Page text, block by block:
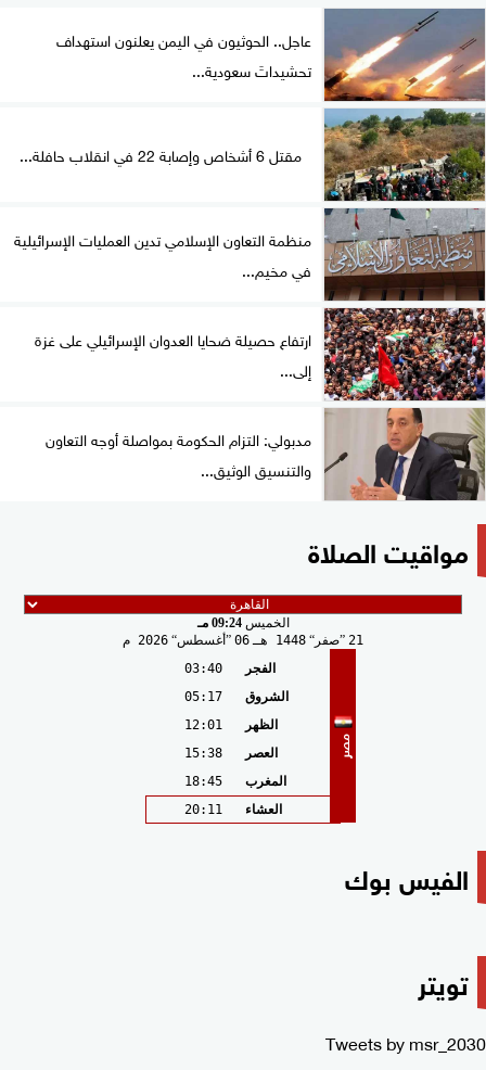
عاجل.. الحوثيون في اليمن يعلنون استهداف
تحشيداتَ سعودية...
مقتل 6 أشخاص وإصابة 22 في انقلاب حافلة...
منظمة التعاون الإسلامي تدين العمليات الإسرائيلية
في مخيم...
ارتفاع حصيلة ضحايا العدوان الإسرائيلي على غزة
إلى...
مدبولي: التزام الحكومة بمواصلة أوجه التعاون
والتنسيق الوثيق...
مواقيت الصلاة
الخميس09:24 مـ
21 صفر 1448 هـ 06 أغسطس 2026 م
مصر
الفجر
03:40
الشروق
05:17
الظهر
12:01
العصر
15:38
المغرب
18:45
العشاء
20:11
الفيس بوك
تويتر
Tweets by msr_2030